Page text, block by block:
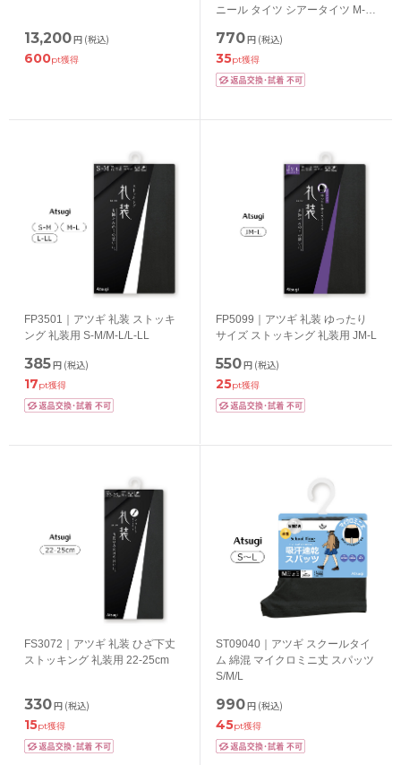
13,200円 (税込)
600pt獲得
ニール タイツ シアータイツ M-
770円 (税込)
35pt獲得
FP3501｜アツギ 礼装 ストッキ
ング 礼装用 S-M/M-L/L-LL
385円 (税込)
17pt獲得
FP5099｜アツギ 礼装 ゆったり
サイズ ストッキング 礼装用 JM-L
550円 (税込)
25pt獲得
FS3072｜アツギ 礼装 ひざ下丈
ストッキング 礼装用 22-25cm
330円 (税込)
15pt獲得
ST09040｜アツギ スクールタイ
ム 綿混 マイクロミニ丈 スパッツ
S/M/L
990円 (税込)
45pt獲得